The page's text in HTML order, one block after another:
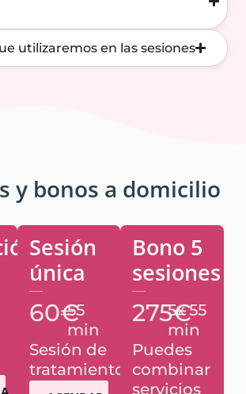
utilizaremos en las sesiones
y bonos a domicilio
Sesión
única
60€
55
min
Sesión de
tratamiento
Bono 5
sesiones
275€
5x 55
min
Puedes
combinar
servicios